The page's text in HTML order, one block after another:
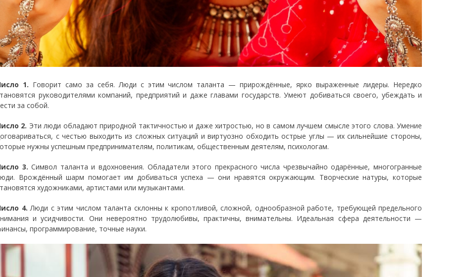
1. Говорит само за себя. Люди с этим числом таланта — прирождённые, ярко выраженные лидеры. Нередко
руководителями компаний, предприятий и даже главами государств. Умеют добиваться своего, убеждать и
за собой.
2. Эти люди обладают природной тактичностью и даже хитростью, но в самом лучшем смысле этого слова. Умение
с честью выходить из сложных ситуаций и виртуозно обходить острые углы — их сильнейшие стороны,
нужны успешным предпринимателям, политикам, общественным деятелям, психологам.
3.Символ таланта и вдохновения. Обладатели этого прекрасного числа чрезвычайно одарённые, многогранные
Врождённый шарм помогает им добиваться успеха — они нравятся окружающим. Творческие натуры, которые
художниками, артистами или музыкантами.
4.Люди с этим числом таланта склонны к кропотливой, сложной, однообразной работе, требующей предельного
и усидчивости. Они невероятно трудолюбивы, практичны, внимательны. Идеальная сфера деятельности —
программирование, точные науки.